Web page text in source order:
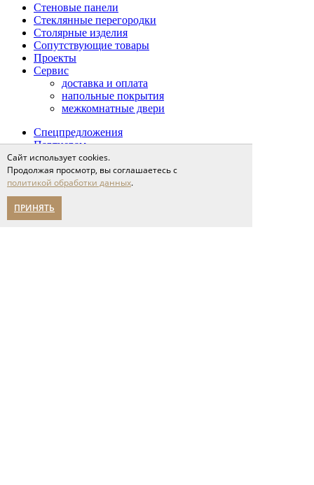
Стеновые панели
Стеклянные перегородки
Столярные изделия
Сопутствующие товары
Проекты
Сервис
доставка и оплата
напольные покрытия
межкомнатные двери
Спецпредложения
Партнерам
О компании
новости
мероприятия
Помощь в выборе
Сайт использует cookies.
Продолжая просмотр, вы соглашаетесь с
политикой обработки данных.
ПРИНЯТЬ